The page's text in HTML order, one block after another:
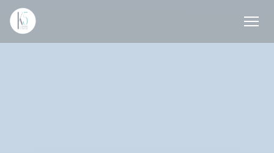
Cookie管理面板